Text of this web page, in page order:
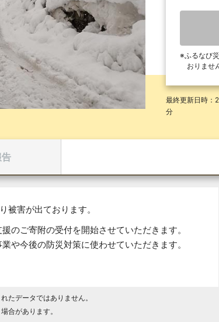
ふるなび
おりませ
最終更新日時
分
被害が出ております。
のご寄附の受付を開始させていただきます。
や今後の防災対策に使わせていただきます。
たデータではありません。
合があります。